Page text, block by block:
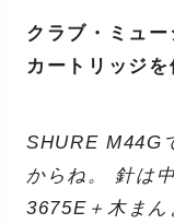
クラブ・ミュ
カートリッジを
SHURE M44G
からね。 針は
3675E＋木ま